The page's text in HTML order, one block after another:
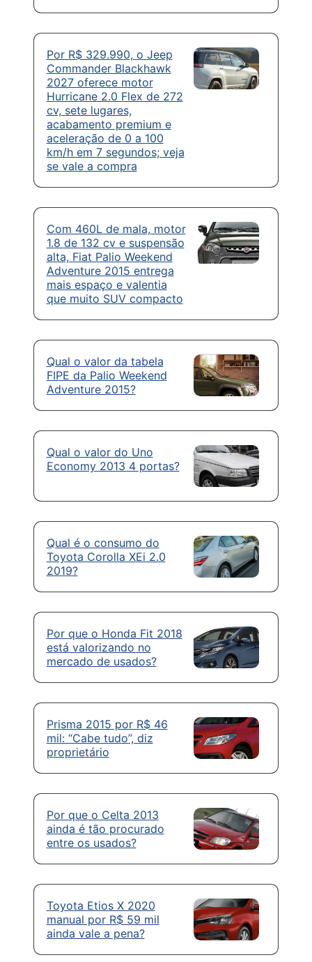
Por R$ 329.990, o Jeep
Commander Blackhawk
2027 oferece motor
Hurricane 2.0 Flex de 272
cv, sete lugares,
acabamento premium e
aceleração de 0 a 100
km/h em 7 segundos; veja
se vale a compra
Com 460L de mala, motor
1.8 de 132 cv e suspensão
alta, Fiat Palio Weekend
Adventure 2015 entrega
mais espaço e valentia
que muito SUV compacto
Qual o valor da tabela
FIPE da Palio Weekend
Adventure 2015?
Qual o valor do Uno
Economy 2013 4 portas?
Qual é o consumo do
Toyota Corolla XEi 2.0
2019?
Por que o Honda Fit 2018
está valorizando no
mercado de usados?
Prisma 2015 por R$ 46
mil: “Cabe tudo”, diz
proprietário
Por que o Celta 2013
ainda é tão procurado
entre os usados?
Toyota Etios X 2020
manual por R$ 59 mil
ainda vale a pena?